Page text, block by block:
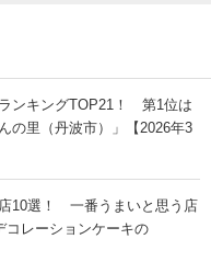
ンキングTOP21！ 第1位は
の里（丹波市）」【2026年3
10選！ 一番うまいと思う店
コレーションケーキの